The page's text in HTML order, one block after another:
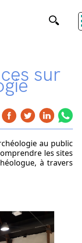
sur
au public
les sites
à travers